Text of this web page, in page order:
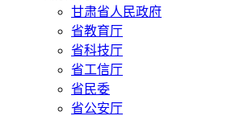
甘肃省人民政府
省教育厅
省科技厅
省工信厅
省民委
省公安厅